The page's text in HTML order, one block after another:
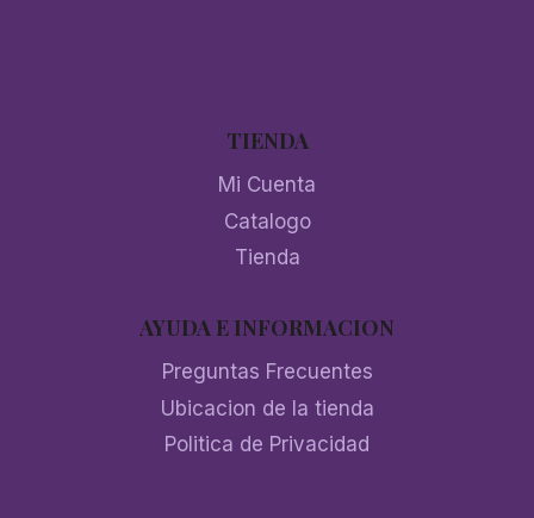
TIENDA
Mi Cuenta
Catalogo
Tienda
AYUDA E INFORMACION
Preguntas Frecuentes
Ubicacion de la tienda
Politica de Privacidad